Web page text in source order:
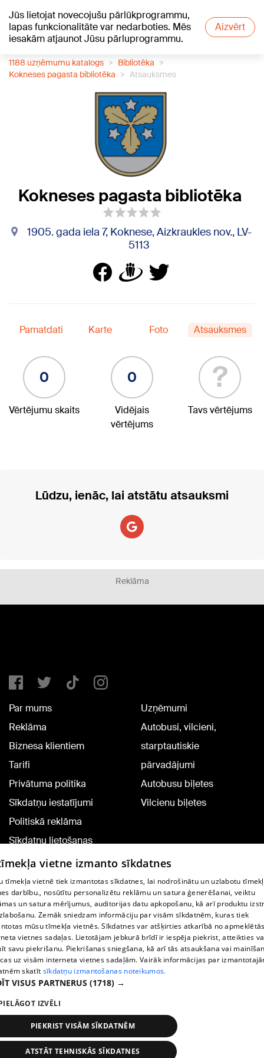
Jūs lietojat novecojušu pārlūkprogrammu,
lapas funkcionalitāte var nedarboties. Mēs
iesakām atjaunot Jūsu pārluprogrammu.
Aizvērt
+12°C
1188 uzņēmumu katalogs
Bibliotēka
Kokneses pagasta bibliotēka
Atsauksmes
Kokneses pagasta bibliotēka
1905. gada iela 7, Koknese, Aizkraukles nov., LV-
5113
Pamatdati Karte Foto Atsauksmes
0
Vērtējumu skaits
0
Vidējais
vērtējums
?
Tavs vērtējums
Lūdzu, ienāc, lai atstātu atsauksmi
Reklāma
Par mums
Reklāma
Biznesa klientiem
Tarifi
Privātuma politika
Sīkdatņu iestatījumi
Politiskā reklāma
Sīkdatņu lietošanas
noteikumi
Komentāru pievienošana
Uzņēmumi
Autobusi, vilcieni,
starptautiskie
pārvadājumi
Autobusu biļetes
Vilcienu biļetes
TV programma
Līguma noteikumi
360 Ziņu kontakti
Helio Media
Portāla palīdzības dienests: e-pasts -
All rights reserved.
vietne izmanto sīkdatnes
tīmekļa vietnē tiek izmantotas sīkdatnes, lai nodrošinātu un uzlabotu
darbību., nosūtītu personalizētu reklāmu un satura ģenerēšanai, veiktu
un satura mērījumus, auditorijas datu apkopošanu, kā arī produktu
Zemāk sniedzam informāciju par visām sīkdatnēm, kuras tiek
mūsu tīmekļa vietnēs. Sīkdatnes var atšķirties atkarībā no
vietnes sadaļas. Lietotājam jebkurā brīdī ir iespēja piekrist, atteikties
savu piekrišanu. Piekrišanas sniegšana, kā arī tās atsaukšana vai
uz visām interneta vietnes sadaļām. Vairāk informācijas par
skatīt sīkdatņu izmantošanas noteikumos.
VISUS PARTNERUS (1718) →
IZVĒLI
PIEKRIST VISĀM SĪKDATNĒM
ATSTĀT TEHNISKĀS SĪKDATNES